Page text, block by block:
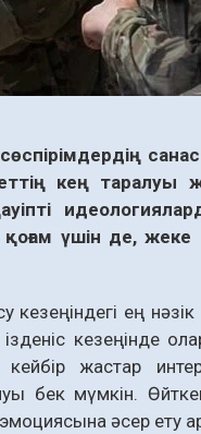
кең
үшін де, жеке
кезеңіндегі ең
кезеңінде
жастар
бек мүмкін.
әсер ету